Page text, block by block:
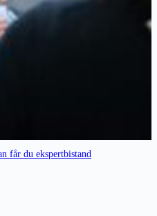
får du ekspertbistand